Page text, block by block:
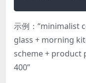
示例：“minimalist
glass + morning
scheme + product
400”